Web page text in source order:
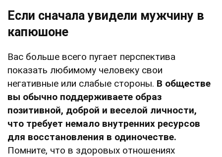
Если сначала увидели мужчину в
капюшоне
Вас больше всего пугает перспектива
показать любимому человеку свои
негативные или слабые стороны. В обществе
вы обычно поддерживаете образ
позитивной, доброй и веселой личности,
что требует немало внутренних ресурсов
для восстановления в одиночестве.
Помните, что в здоровых отношениях